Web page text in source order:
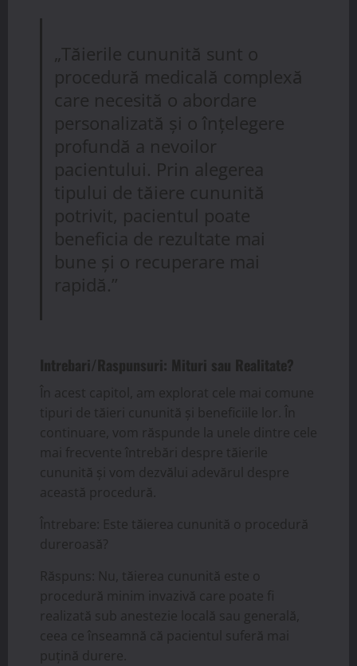
„Tăierile cununită sunt o
procedură medicală complexă
care necesită o abordare
personalizată și o înțelegere
profundă a nevoilor
pacientului. Prin alegerea
tipului de tăiere cununită
potrivit, pacientul poate
beneficia de rezultate mai
bune și o recuperare mai
rapidă.”
Intrebari/Raspunsuri: Mituri sau Realitate?
În acest capitol, am explorat cele mai comune
tipuri de tăieri cununită și beneficiile lor. În
continuare, vom răspunde la unele dintre cele
mai frecvente întrebări despre tăierile
cununită și vom dezvălui adevărul despre
această procedură.
Întrebare: Este tăierea cununită o procedură
dureroasă?
Răspuns: Nu, tăierea cununită este o
procedură minim invazivă care poate fi
realizată sub anestezie locală sau generală,
ceea ce înseamnă că pacientul suferă mai
puțină durere.